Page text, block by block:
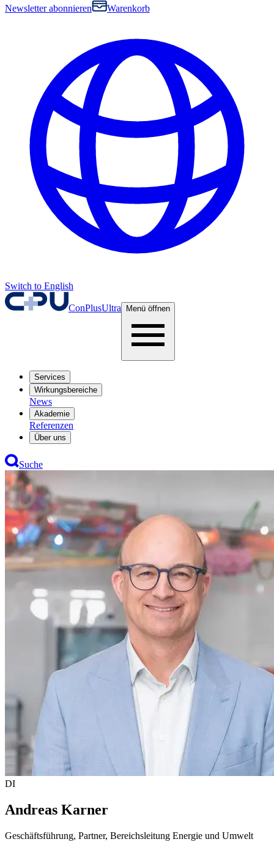
Newsletter abonnieren
Warenkorb
Switch to English
ConPlusUltra Menü öffnen
Services
Wirkungsbereiche
News
Akademie
Referenzen
Über uns
Suche
DI
Andreas Karner
Geschäftsführung, Partner, Bereichsleitung Energie und Umwelt